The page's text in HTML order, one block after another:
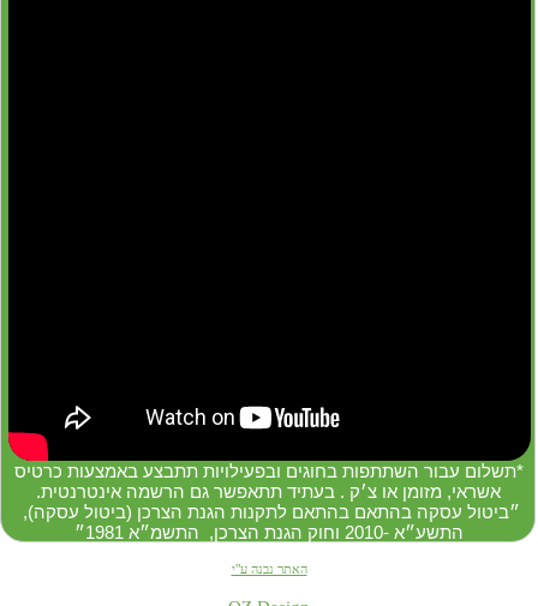
‏*תשלום עבור השתתפות בחוגים ובפעילויות תתבצע באמצעות כרטיס
אשראי, מזומן או צ׳ק . בעתיד תתאפשר גם הרשמה אינטרנטית.
״ביטול עסקה בהתאם בהתאם לתקנות הגנת הצרכן (ביטול עסקה),
התשע״א -2010 וחוק הגנת הצרכן, התשמ״א 1981״
האתר נבנה ע"י